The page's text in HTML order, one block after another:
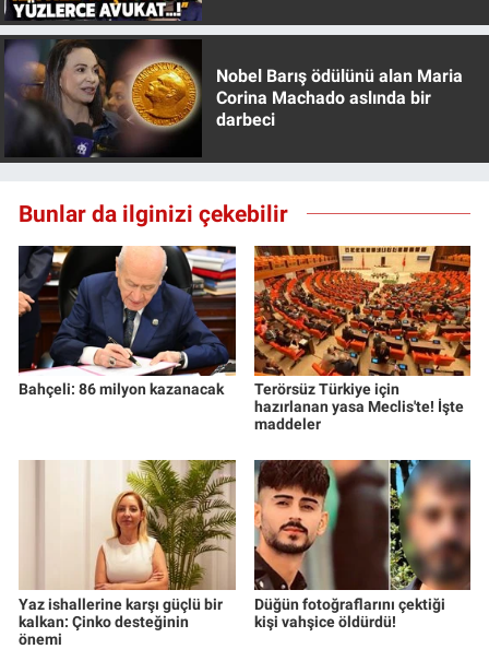
Nobel Barış ödülünü alan Maria
Corina Machado aslında bir
darbeci
Bunlar da ilginizi çekebilir
Bahçeli: 86 milyon kazanacak
Terörsüz Türkiye için
hazırlanan yasa Meclis'te! İşte
maddeler
Yaz ishallerine karşı güçlü bir
kalkan: Çinko desteğinin
önemi
Düğün fotoğraflarını çektiği
kişi vahşice öldürdü!